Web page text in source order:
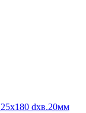
dхв.20мм